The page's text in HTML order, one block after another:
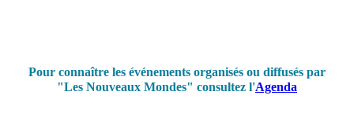
Pour connaître les événements organisés ou diffusés par
"Les Nouveaux Mondes" consultez l'Agenda